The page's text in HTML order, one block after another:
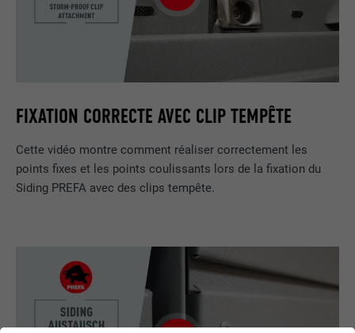
FIXATION CORRECTE AVEC CLIP TEMPÊTE
Cette vidéo montre comment réaliser correctement les
points fixes et les points coulissants lors de la fixation du
Siding PREFA avec des clips tempête.